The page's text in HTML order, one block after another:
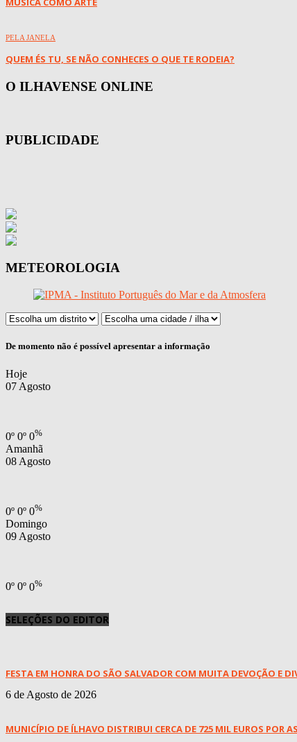
PELA JANELA
QUEM ÉS TU, SE NÃO CONHECES O QUE TE RODEIA?
O ILHAVENSE ONLINE
PUBLICIDADE
METEOROLOGIA
De momento não é possível apresentar a informação
Hoje
07 Agosto
0º 0º 0%
Amanhã
08 Agosto
0º 0º 0%
Domingo
09 Agosto
0º 0º 0%
SELEÇÕES DO EDITOR
FESTA EM HONRA DO SÃO SALVADOR COM MUITA DEVOÇÃO E
6 de Agosto de 2026
MUNICÍPIO DE ÍLHAVO DISTRIBUI CERCA DE 725 MIL EUROS POR